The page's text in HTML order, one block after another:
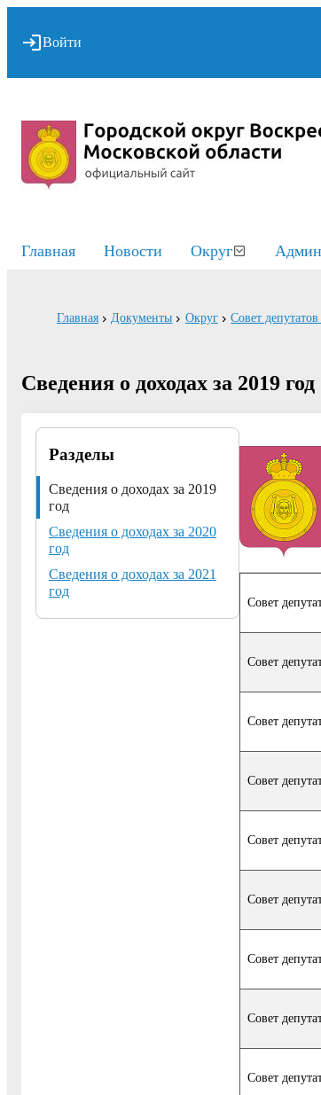
Войти
Главная Новости Округ
Главная Документы Округ Совет
Сведения о доходах за 2019 год
Разделы
Сведения о доходах за 2019
год
Сведения о доходах за 2020
год
Сведения о доходах за 2021
год
Совет
Совет
Совет
Совет
Совет
Совет
Совет
Совет
Совет